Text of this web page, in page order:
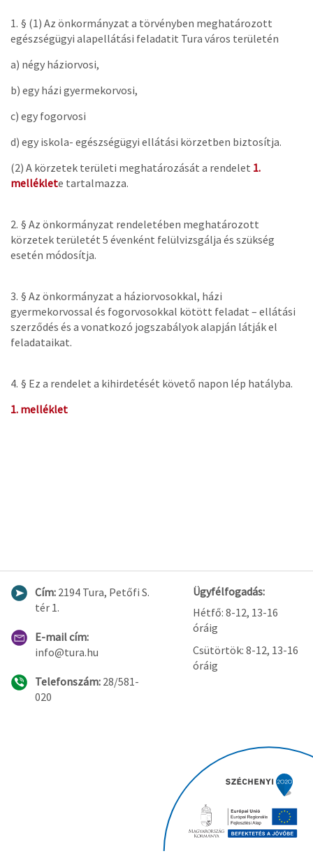
1. § (1) Az önkormányzat a törvényben meghatározott
egészségügyi alapellátási feladatit Tura város területén
a) négy háziorvosi,
b) egy házi gyermekorvosi,
c) egy fogorvosi
d) egy iskola- egészségügyi ellátási körzetben biztosítja.
(2) A körzetek területi meghatározását a rendelet 1.
melléklete tartalmazza.
2. § Az önkormányzat rendeletében meghatározott
körzetek területét 5 évenként felülvizsgálja és szükség
esetén módosítja.
3. § Az önkormányzat a háziorvosokkal, házi
gyermekorvossal és fogorvosokkal kötött feladat – ellátási
szerződés és a vonatkozó jogszabályok alapján látják el
feladataikat.
4. § Ez a rendelet a kihirdetését követő napon lép hatályba.
1. melléklet
Cím: 2194 Tura, Petőfi S.
tér 1.
E-mail cím:
info@tura.hu
Telefonszám: 28/581-
020
Ügyfélfogadás:
Hétfő: 8-12, 13-16
óráig
Csütörtök: 8-12, 13-16
óráig